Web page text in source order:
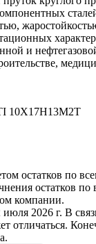
и
10Х17Н13М2Т
остатков по
остатков по
компании.
2026 г. В
отличаться.